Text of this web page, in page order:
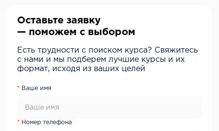
Оставьте заявку
— поможем с выбором
Есть трудности с поиском курса? Свяжитесь
с нами и мы подберем лучшие курсы и их
формат, исходя из ваших целей
Ваше имя
Номер телефона